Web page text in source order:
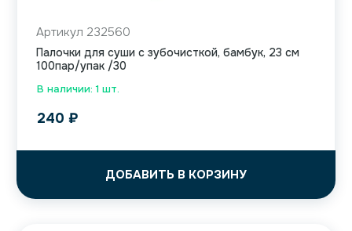
В наличии: 1 шт.
Артикул 232560
Палочки для суши с зубочисткой, бамбук, 23 см
100пар/упак /30
240 ₽
ДОБАВИТЬ В КОРЗИНУ